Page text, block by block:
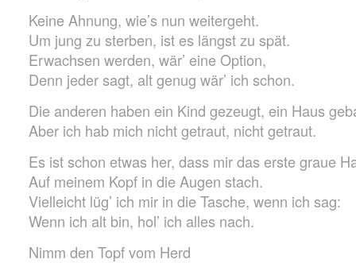
Keine Ahnung, wie’s nun weitergeht.
Um jung zu sterben, ist es längst zu spät.
Erwachsen werden, wär’ eine Option,
Denn jeder sagt, alt genug wär’ ich schon.
Die anderen haben ein Kind gezeugt, ein Haus
Aber ich hab mich nicht getraut, nicht getraut.
Es ist schon etwas her, dass mir das erste graue
Auf meinem Kopf in die Augen stach.
Vielleicht lüg’ ich mir in die Tasche, wenn ich sag:
Wenn ich alt bin, hol’ ich alles nach.
Nimm den Topf vom Herd